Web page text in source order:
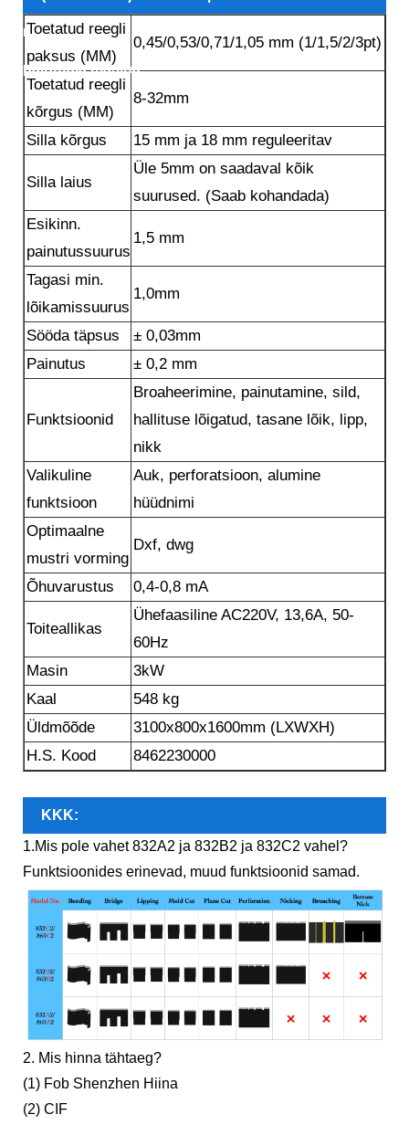
mitmefunktsioonide terasest reegli automaatse
painutaja masina
Toetatud reegli
paksus (MM)
0,45/0,53/0,71/1,05 mm (1/1,5/2/3pt)
Toetatud reegli
kõrgus (MM)
8-32mm
Silla kõrgus 15 mm ja 18 mm reguleeritav
Silla laius
Üle 5mm on saadaval kõik
suurused. (Saab kohandada)
Esikinn.
painutussuurus
1,5 mm
Tagasi min.
lõikamissuurus
1,0mm
Sööda täpsus
± 0,03mm
Painutus
± 0,2 mm
Funktsioonid
Broaheerimine, painutamine, sild,
hallituse lõigatud, tasane lõik, lipp,
nikk
Valikuline
funktsioon
Auk, perforatsioon, alumine
hüüdnimi
Optimaalne
mustri vorming
Dxf, dwg
Õhuvarustus 0,4-0,8 mA
Toiteallikas
Ühefaasiline AC220V, 13,6A, 50-
60Hz
Masin
3kW
Kaal
548 kg
Üldmõõde
3100x800x1600mm (LXWXH)
H.S. Kood
8462230000
KKK:
1.Mis pole vahet 832A2 ja 832B2 ja 832C2 vahel?
Funktsioonides erinevad, muud funktsioonid samad.
2. Mis hinna tähtaeg?
(1) Fob Shenzhen Hiina
(2) CIF